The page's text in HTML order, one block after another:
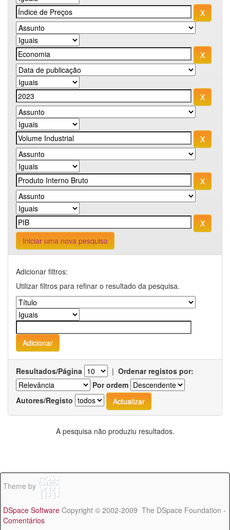
Iniciar uma nova pesquisa
Adicionar filtros:
Utilizar filtros para refinar o resultado da pesquisa.
Resultados/Página | Ordenar registos por:
Por ordem
Autores/Registo
A pesquisa não produziu resultados.
Theme by
DSpace Software Copyright © 2002-2009 The DSpace Foundation -
Comentários